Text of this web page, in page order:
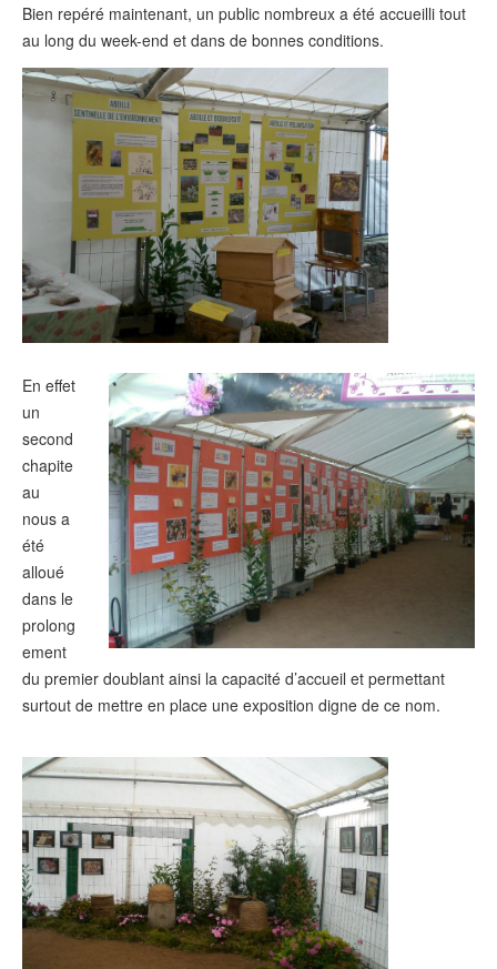
Bien repéré maintenant, un public nombreux a été accueilli tout
au long du week-end et dans de bonnes conditions.
En effet
un
second
chapite
au
nous a
été
alloué
dans le
prolong
ement
du premier doublant ainsi la capacité d’accueil et permettant
surtout de mettre en place une exposition digne de ce nom.